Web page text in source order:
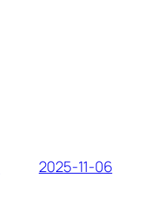
2025-11-06